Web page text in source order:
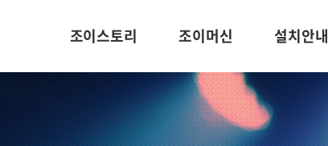
조이스토리 조이머신 설치안내